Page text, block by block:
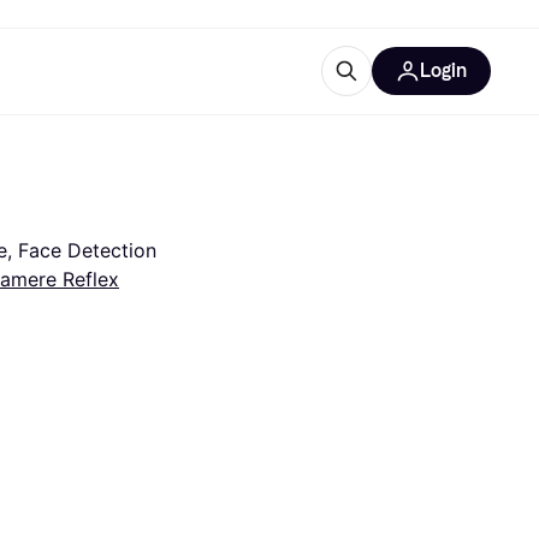
Login
Face Detection
Reflex